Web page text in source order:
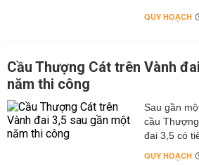
QUY HOẠCH
Cầu Thượng Cát trên Vành
năm thi công
Sau gần
cầu
đai 3,5 có
QUY HOẠCH